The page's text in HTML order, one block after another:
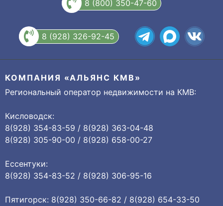
8 (800) 350-47-60
8 (928) 326-92-45
КОМПАНИЯ «АЛЬЯНС КМВ»
Региональный оператор недвижимости на КМВ:
Кисловодск:
8(928) 354-83-59 / 8(928) 363-04-48
8(928) 305-90-00 / 8(928) 658-00-27
Ессентуки:
8(928) 354-83-52 / 8(928) 306-95-16
Пятигорск: 8(928) 350-66-82 / 8(928) 654-33-50